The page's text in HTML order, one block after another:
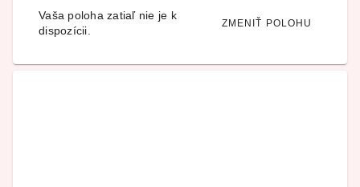
Vaša poloha zatiaľ nie je k
dispozícii.
ZMENIŤ POLOHU